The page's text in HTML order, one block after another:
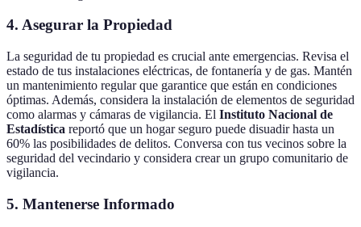
4. Asegurar la Propiedad
La seguridad de tu propiedad es crucial ante emergencias. Revisa el
estado de tus instalaciones eléctricas, de fontanería y de gas. Mantén
un mantenimiento regular que garantice que están en condiciones
óptimas. Además, considera la instalación de elementos de seguridad
como alarmas y cámaras de vigilancia. El Instituto Nacional de
Estadística reportó que un hogar seguro puede disuadir hasta un
60% las posibilidades de delitos. Conversa con tus vecinos sobre la
seguridad del vecindario y considera crear un grupo comunitario de
vigilancia.
5. Mantenerse Informado